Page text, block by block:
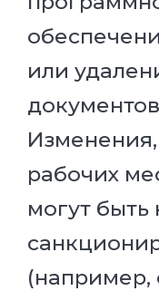
или
рабочих
могут быть
(например,